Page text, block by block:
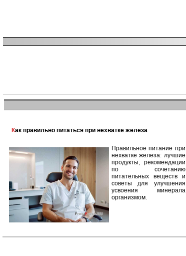
Как правильно питаться при нехватке железа
Правильное питание при
нехватке железа: лучшие
продукты, рекомендации
по сочетанию
питательных веществ и
советы для улучшения
усвоения минерала
организмом.